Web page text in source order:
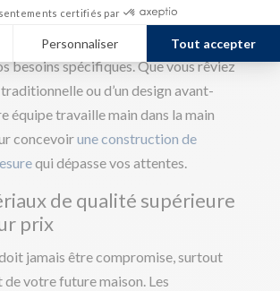
offrent une flexibilité totale,
personnalisation à 100% pour
besoins spécifiques. Que vous rêviez
traditionnelle ou d’un design avant-
équipe travaille main dans la main
concevoirune construction de
qui dépasse vos attentes.
de qualité supérieure
prix
jamais être compromise, surtout
de votre future maison. Les